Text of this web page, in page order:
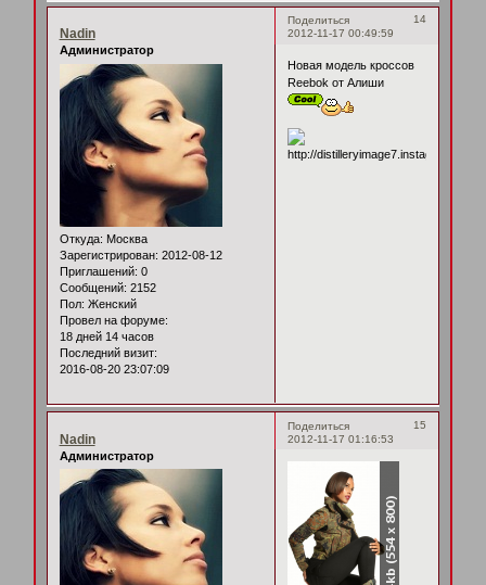
Поделиться
14
2012-11-17 00:49:59
Nadin
Администратор
Откуда: Москва
Зарегистрирован: 2012-08-12
Приглашений: 0
Сообщений: 2152
Пол: Женский
Провел на форуме:
18 дней 14 часов
Последний визит:
2016-08-20 23:07:09
Новая модель кроссов
Reebok от Алиши
Поделиться
15
2012-11-17 01:16:53
Nadin
Администратор